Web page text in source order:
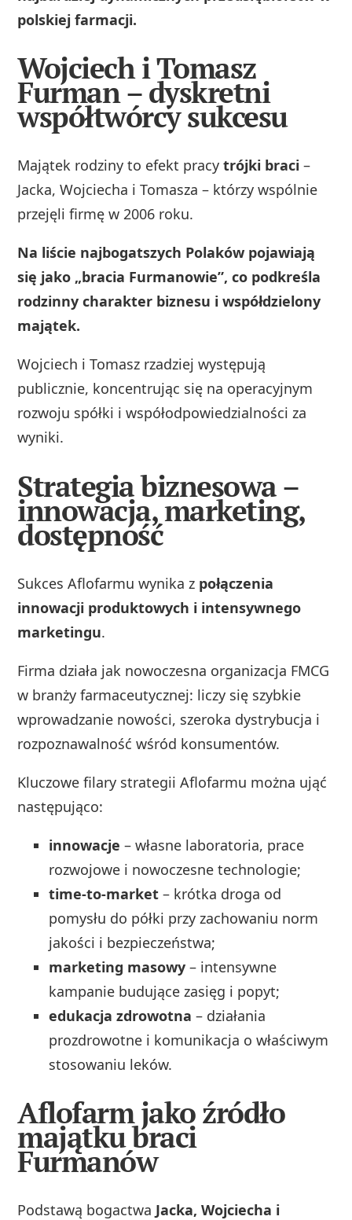
polskiej farmacji.
Wojciech i Tomasz
Furman – dyskretni
współtwórcy sukcesu
Majątek rodziny to efekt pracytrójki braci –
Jacka, Wojciecha i Tomasza – którzy wspólnie
przejęli firmę w 2006 roku.
Na liście najbogatszych Polaków pojawiają
się jako „bracia Furmanowie”, co podkreśla
rodzinny charakter biznesu i współdzielony
majątek.
Wojciech i Tomasz rzadziej występują
publicznie, koncentrując się na operacyjnym
rozwoju spółki i współodpowiedzialności za
wyniki.
Strategia biznesowa –
innowacja, marketing,
dostępność
Sukces Aflofarmu wynika z połączenia
innowacji produktowych i intensywnego
marketingu.
Firma działa jak nowoczesna organizacja FMCG
w branży farmaceutycznej: liczy się szybkie
wprowadzanie nowości, szeroka dystrybucja i
rozpoznawalność wśród konsumentów.
Kluczowe filary strategii Aflofarmu można ująć
następująco:
innowacje – własne laboratoria, prace
rozwojowe i nowoczesne technologie;
time-to-market – krótka droga od
pomysłu do półki przy zachowaniu norm
jakości i bezpieczeństwa;
marketing masowy – intensywne
kampanie budujące zasięg i popyt;
edukacja zdrowotna – działania
prozdrowotne i komunikacja o właściwym
stosowaniu leków.
Aflofarm jako źródło
majątku braci
Furmanów
Podstawą bogactwa Jacka, Wojciecha i